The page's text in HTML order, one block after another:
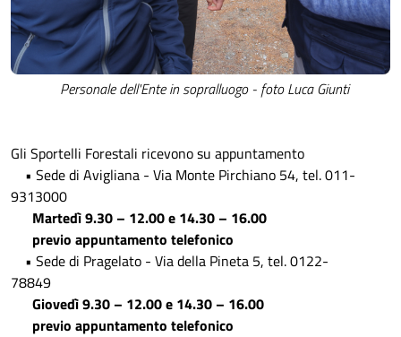
Gli Sportelli Forestali ricevono su appuntamento
• Sede di Avigliana - Via Monte Pirchiano 54, tel. 011-
9313000
Martedì 9.30 – 12.00 e 14.30 – 16.00
previo appuntamento telefonico
• Sede di Pragelato - Via della Pineta 5, tel. 0122-
78849
Giovedì 9.30 – 12.00 e 14.30 – 16.00
previo appuntamento telefonico
Personale dell'Ente in sopralluogo - foto Luca Giunti